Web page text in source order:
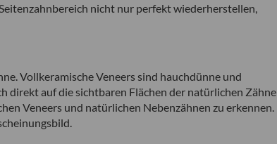
nicht nur perfekt wiederherstellen,
Vollkeramische Veneers sind hauchdünne und
direkt auf die sichtbaren Flächen der natürlichen Zähne
Veneers und natürlichen Nebenzähnen zu erkennen.